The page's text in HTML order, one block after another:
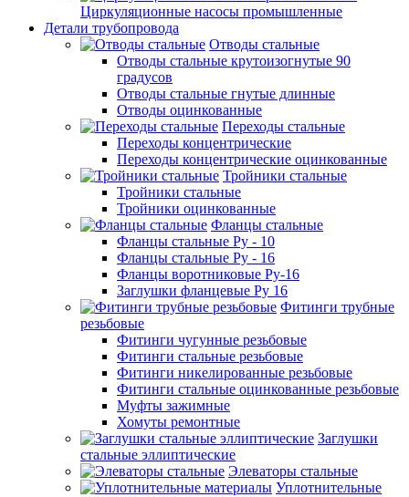
Циркуляционные насосы промышленные
Детали трубопровода
Отводы стальные
Отводы стальные крутоизогнутые 90
градусов
Отводы стальные гнутые длинные
Отводы оцинкованные
Переходы стальные
Переходы концентрические
Переходы концентрические оцинкованные
Тройники стальные
Тройники стальные
Тройники оцинкованные
Фланцы стальные
Фланцы стальные Ру - 10
Фланцы стальные Ру - 16
Фланцы воротниковые Ру-16
Заглушки фланцевые Ру 16
Фитинги трубные
резьбовые
Фитинги чугунные резьбовые
Фитинги стальные резьбовые
Фитинги никелированные резьбовые
Фитинги стальные оцинкованные резьбовые
Муфты зажимные
Хомуты ремонтные
Заглушки
стальные эллиптические
Элеваторы стальные
Уплотнительные